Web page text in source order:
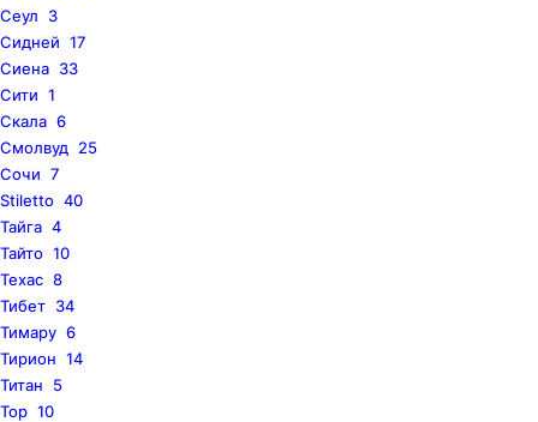
Сеул
3
Сидней 17
Сиена 33
Сити 1
Скала 6
Смолвуд
25
Сочи 7
Stiletto 40
Тайга 4
Тайто 10
Техас 8
Тибет 34
Тимару 6
Тирион 14
Титан
5
Тор 10